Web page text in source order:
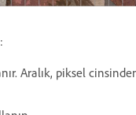
Aralık, piksel